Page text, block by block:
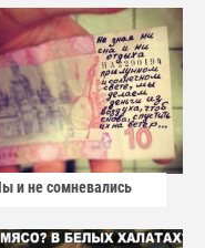
и не сомневались